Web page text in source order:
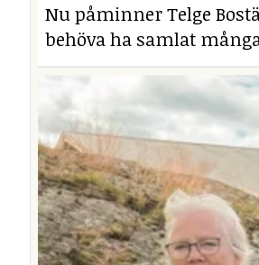
Nu påminner Telge
behöva ha samlat